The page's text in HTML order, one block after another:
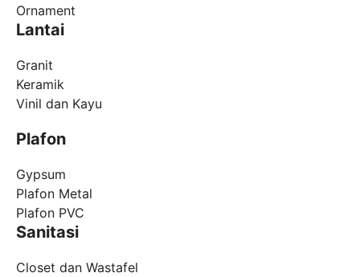
Ornament
Lantai
Granit
Keramik
Vinil dan Kayu
Plafon
Gypsum
Plafon Metal
Plafon PVC
Sanitasi
Closet dan Wastafel